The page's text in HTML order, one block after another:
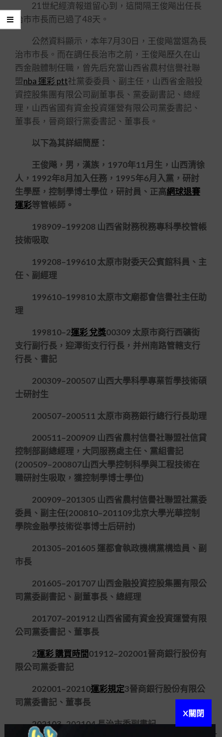
21世紀經濟報道留心到，這間隔王俊飚出任長
治市市長而已過了48天。
公然資料顯示，本年7月30日，王俊飚當選為長
治市市長。而在調任長治市之前，王俊飚歷久在山
西金融體制任職，曾先后充當山西省農村信譽社聯
盟nba 運彩 ptt社黨委委員、副主任，山西省金融投
資控股集團有限公司副董事長、黨委副書記、總經
理，山西省國有資金投資運營有限公司黨委書記、
董事長，晉商銀行黨委書記、董事長。
以下為其詳細簡歷：
王俊飚，男，漢族，1970年11月生，山西清徐
人，1992年8月加入任務，1995年6月入黨，研討
生學歷，控制學博士學位，研討員、正高網球退賽
運彩等管帳師。
198909–199208 山西省財務稅務專科學校管帳
技術吸取
199208–199610 太原市財委天公賓館科員、主
任、副經理
199610–199810 太原市文廟都會信譽社主任助
理
199810–2運彩 兌獎00309 太原市商行西礦街
支行副行長，迎澤街支行行長，并州南路管轄支行
行長、書記
200309–200507 山西大學科學專業哲學技術碩
士研討生
200507–200511 太原市商務銀行總行行長助理
200511–200909 山西省農村信譽社聯盟社信貸
控制部副總經理，大同服務處主任、黨組書記
(200509–200807山西大學控制科學與工程技術在
職研討生吸取，獲控制學博士學位)
200909–201305 山西省農村信譽社聯盟社黨委
委員、副主任(200810–201109北京大學光華控制
學院金融學技術從事博士后研討)
201305–201605 運都會執政機構黨構造員、副
市長
201605–201707 山西金融投資控股集團有限公
司黨委副書記、副董事長、總經理
201707–201912 山西省國有資金投資運營有限
公司黨委書記、董事長
2運彩 購買時間01912–202001晉商銀行股份有
限公司黨委書記
202001–20210運彩規定3晉商銀行股份有限公
司黨委書記、董事長
202103–202104 長治市委副書記
X關閉